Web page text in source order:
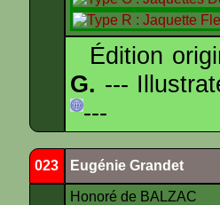
Édition
G. ---
---
023 Eugénie Grandet
Honoré de BALZAC